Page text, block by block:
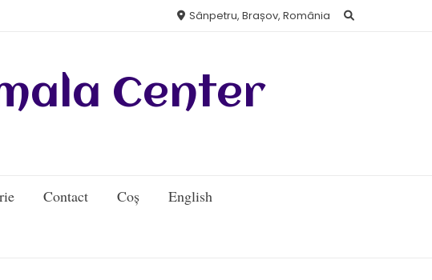
Sânpetru, Brașov, România
Center
Contact Coș English